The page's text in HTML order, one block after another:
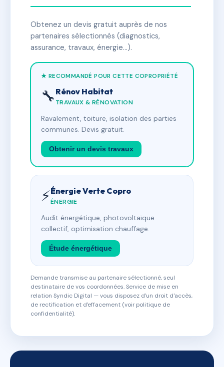
Obtenez un devis gratuit auprès de nos
partenaires sélectionnés (diagnostics,
assurance, travaux, énergie…).
★ RECOMMANDÉ POUR CETTE COPROPRIÉTÉ
🔧 Rénov Habitat
TRAVAUX & RÉNOVATION
Ravalement, toiture, isolation des parties
communes. Devis gratuit.
Obtenir un devis travaux
⚡Énergie Verte Copro
ÉNERGIE
Audit énergétique, photovoltaïque
collectif, optimisation chauffage.
Étude énergétique
Demande transmise au partenaire sélectionné, seul
destinataire de vos coordonnées. Service de mise en
relation Syndic Digital — vous disposez d'un droit d'accès,
de rectification et d'effacement (voir politique de
confidentialité).